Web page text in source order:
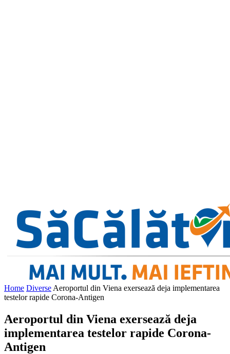
Home Diverse Aeroportul din Viena exersează deja implementarea
testelor rapide Corona-Antigen
Aeroportul din Viena exersează deja
implementarea testelor rapide Corona-
Antigen